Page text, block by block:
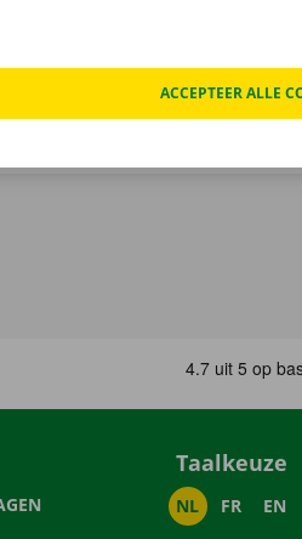
Taalkeuze
NL FR EN
ACCEPTEER ALLE